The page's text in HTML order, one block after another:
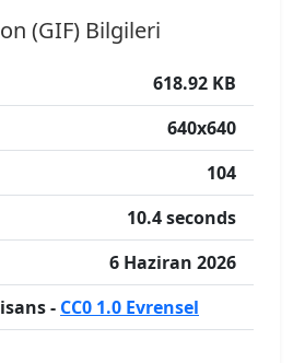
(GIF) Bilgileri
618.92 KB
640x640
104
10.4 seconds
6 Haziran 2026
- CC0 1.0 Evrensel